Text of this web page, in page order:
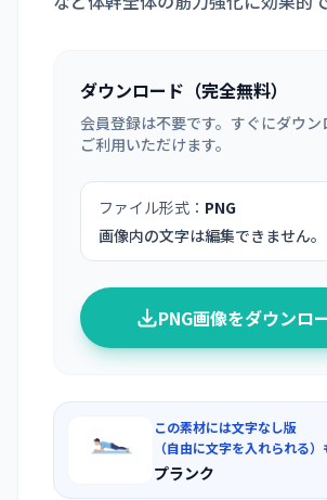
ダウンロード（完全無料）
会員登録は不要です。すぐにダウン
ご利用いただけます。
ファイル形式： PNG
画像内の文字は編集できません。
PNG画像をダウンロ
この素材には文字なし版
（自由に文字を入れられる
プランク